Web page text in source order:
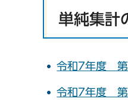
単純集計
令和7年度 第
令和7年度 第